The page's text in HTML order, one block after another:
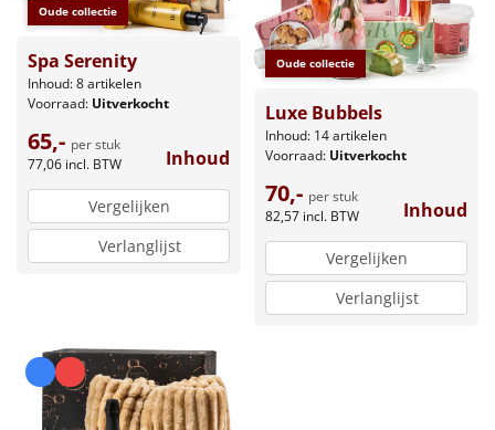
Oude collectie
Spa Serenity
Inhoud: 8 artikelen
Voorraad: Uitverkocht
65,- per stuk
77,06 incl. BTW Inhoud
Vergelijken
Verlanglijst
Oude collectie
Luxe Bubbels
Inhoud: 14 artikelen
Voorraad: Uitverkocht
70,- per stuk
82,57 incl. BTW Inhoud
Vergelijken
Verlanglijst